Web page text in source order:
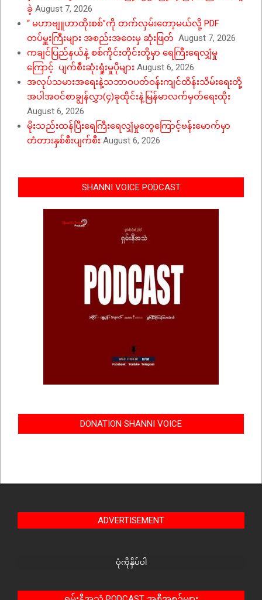
ခဲ့ August 7, 2026
“ မဟာဗျူဟာထိုးစစ်”ကို တက်လှမ်းတော့မယ်လို့ PDF
တပ်မှူးကြီးများ အစည်းအဝေးမှ ဆုံးဖြတ် August 7, 2026
ကချင်ပြည်နယ်နဲ့ စစ်ကိုင်းတိုင်းတို့မှာ ရေကြီးရေလျှံမှု
ကြောင့် ပျက်စီးဆုံးရှုံးမှုပိုများ August 6, 2026
အလုပ်သမားအရေးနဲ့သဘာဝပတ်ဝန်းကျင်ထိန်းသိမ်းရေးတို့
အပါအဝင်စာချွန်လွှာ(၄)ခုထိုင်းနဲ့မြန်မာလက်မှတ်ရေးထိုး
August 6, 2026
မိုးသည်းထန်ပြီးရေကြီးရေလျှံမှုတွေကြောင့်ဗန်းမောက်မှာ
တံတားနှစ်စီးပျက်စီး August 6, 2026
SHANNI VOICE PODCAST
DONATION SHANNI VOICE
ADVERTISEMENT
ပုံကိုနှိပ်ပါ